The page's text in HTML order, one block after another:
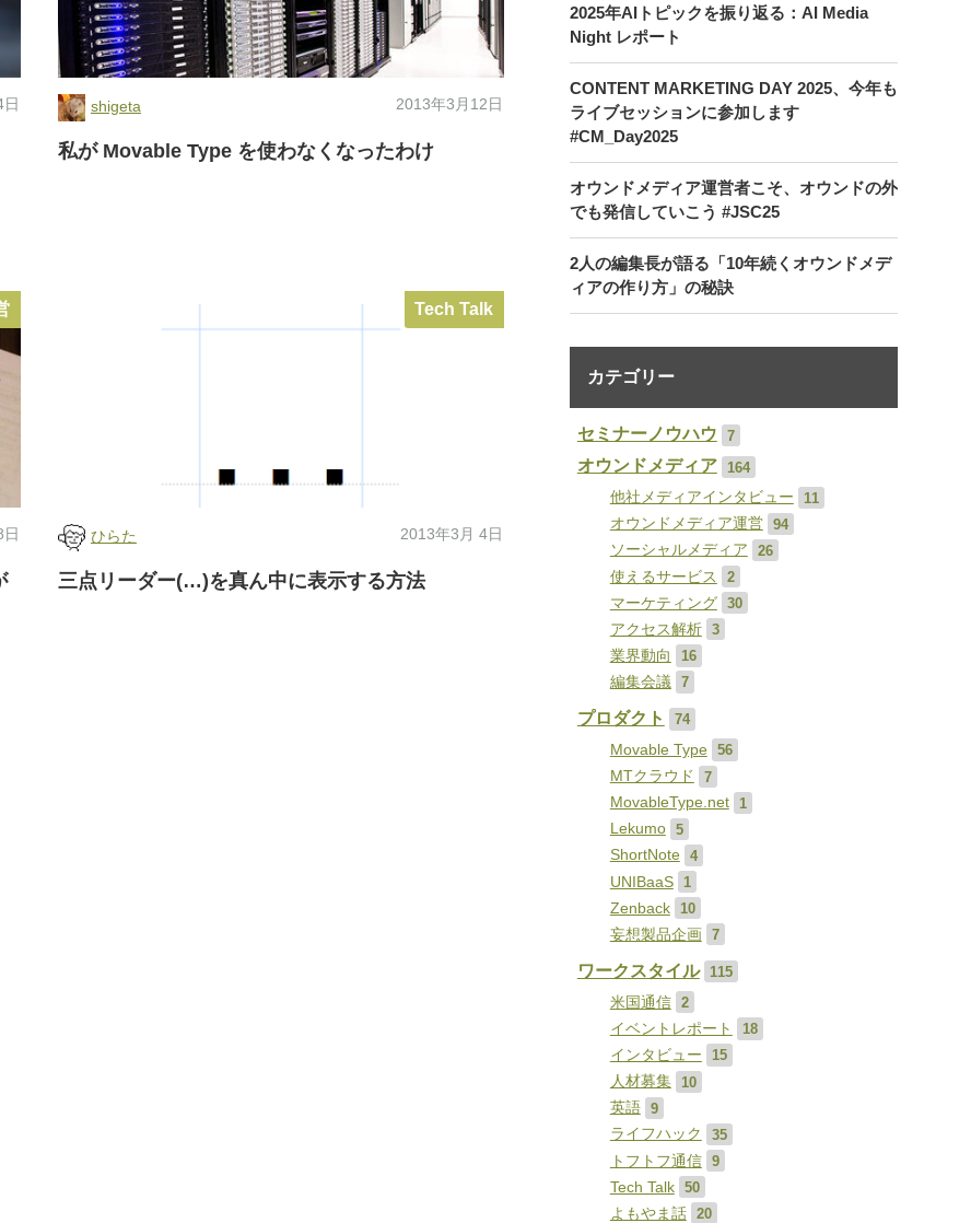
shigeta 2013年3月12日
私が Movable Type を使わなくなったわけ
Tech Talk
ひらた 2013年3月 4日
三点リーダー(…)を真ん中に表示する方法
2025年AIトピックを振り返る：AI Media
Night レポート
CONTENT MARKETING DAY 2025、今年も
ライブセッションに参加します
#CM_Day2025
オウンドメディア運営者こそ、オウンドの外
でも発信していこう #JSC25
2人の編集長が語る「10年続くオウンドメデ
ィアの作り方」の秘訣
カテゴリー
セミナーノウハウ 7
オウンドメディア
164
他社メディアインタビュー
11
オウンドメディア運営
94
ソーシャルメディア
26
使えるサービス
2
マーケティング
30
アクセス解析
3
業界動向
16
編集会議
7
プロダクト
74
Movable Type
56
MTクラウド
7
MovableType.net
1
Lekumo
5
ShortNote
4
UNIBaaS
1
Zenback
10
妄想製品企画
7
ワークスタイル
115
米国通信
2
イベントレポート
18
インタビュー
15
人材募集
10
英語
9
ライフハック
35
トフトフ通信
9
Tech Talk
50
よもやま話
20